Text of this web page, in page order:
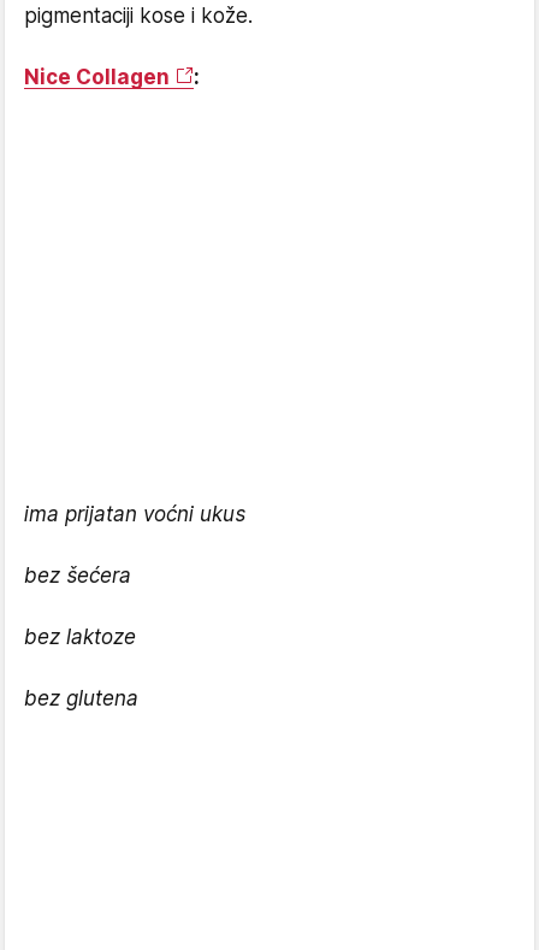
pigmentaciji kose i kože.
Nice Collagen :
ima prijatan voćni ukus
bez šećera
bez laktoze
bez glutena